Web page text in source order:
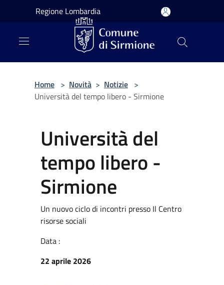
Salta al contenuto principale
Regione Lombardia
Home > Novità > Notizie >
Università del tempo libero - Sirmione
Università del
tempo libero -
Sirmione
Un nuovo ciclo di incontri presso Il Centro
risorse sociali
Data :
22 aprile 2026